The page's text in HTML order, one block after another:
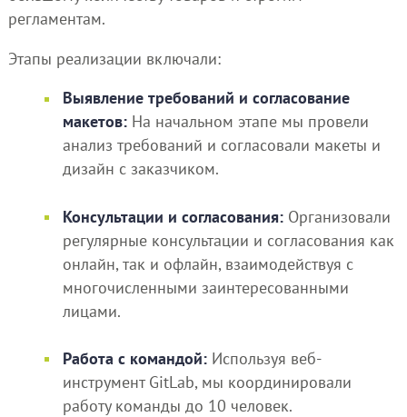
регламентам.
Этапы реализации включали:
Выявление требований и согласование
макетов:На начальном этапе мы провели
анализ требований и согласовали макеты и
дизайн с заказчиком.
Консультации и согласования:Организовали
регулярные консультации и согласования как
онлайн, так и офлайн, взаимодействуя с
многочисленными заинтересованными
лицами.
Работа с командой:Используя веб-
инструмент GitLab, мы координировали
работу команды до 10 человек.